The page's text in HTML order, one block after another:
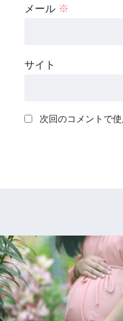
メール ※
サイト
次回のコメントで